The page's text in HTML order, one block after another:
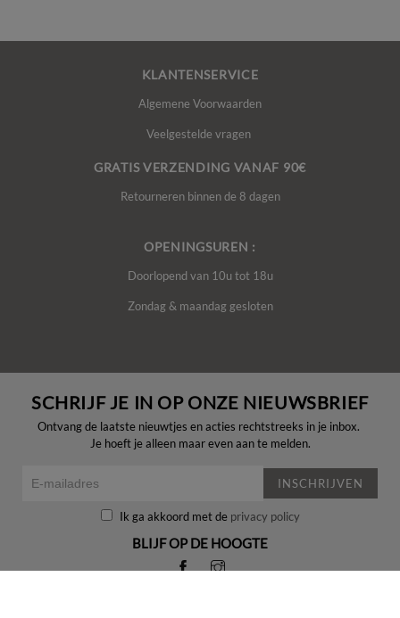
KLANTENSERVICE
Algemene Voorwaarden
Veelgestelde vragen
GRATIS VERZENDING VANAF 90€
Retourneren binnen de 8 dagen
OPENINGSUREN :
Doorlopend van 10u tot 18u
Zondag & maandag gesloten
SCHRIJF JE IN OP ONZE NIEUWSBRIEF
Ontvang de laatste nieuwtjes en acties rechtstreeks in je inbox.
Je hoeft je alleen maar even aan te melden.
INSCHRIJVEN
Ik ga akkoord met de privacy policy
BLIJF OP DE HOOGTE